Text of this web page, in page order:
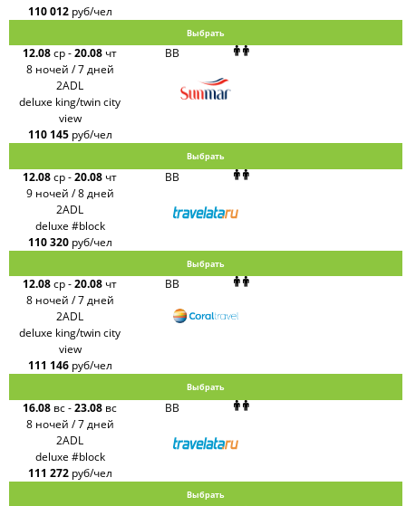
110 012 руб/чел
Выбрать
12.08ср-20.08 чт
8 ночей / 7 дней
BB
2ADL
deluxe king/twin city
view
110 145 руб/чел
Выбрать
12.08ср-20.08 чт
9 ночей / 8 дней
BB
2ADL
deluxe #block
110 320 руб/чел
Выбрать
12.08ср-20.08 чт
8 ночей / 7 дней
BB
2ADL
deluxe king/twin city
view
111 146 руб/чел
Выбрать
16.08 вс-23.08 вс
8 ночей / 7 дней
BB
2ADL
deluxe #block
111 272 руб/чел
Выбрать